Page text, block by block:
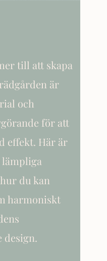
till att skapa
är
och
för att
effekt. Här är
du kan
harmoniskt
design.